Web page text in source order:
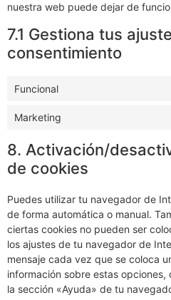
nuestra web puede dejar de
7.1 Gestiona tus
consentimiento
Funcional
Marketing
8. Activación/
de cookies
Puedes utilizar tu navegador de
de forma automática o manual.
ciertas cookies no pueden ser
los ajustes de tu navegador de
mensaje cada vez que se coloca
información sobre estas
la sección «Ayuda» de tu